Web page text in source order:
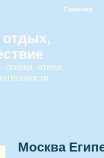
Главная
отдых,
отели,
Москва